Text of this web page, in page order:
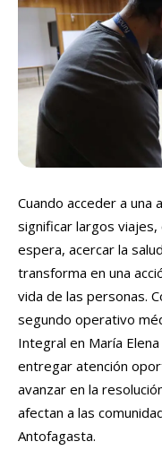
Cuando acceder a una
significar largos
espera, acercar la
transforma en una
vida de las personas.
segundo operativo
Integral en María
entregar atención
avanzar en la
afectan a las
Antofagasta.